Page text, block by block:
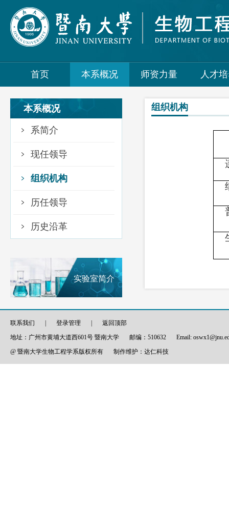
首页 本系概况 师资力量 人才
本系概况
系简介
现任领导
组织机构
历任领导
历史沿革
实验室简介
组织机构
联系我们 登录管理
返回顶部
地址：广州市黄埔大道西601号 暨南大学
邮编：510632
Email:
@ 暨南大学生物工程学系版权所有
制作维护： 达仁科技